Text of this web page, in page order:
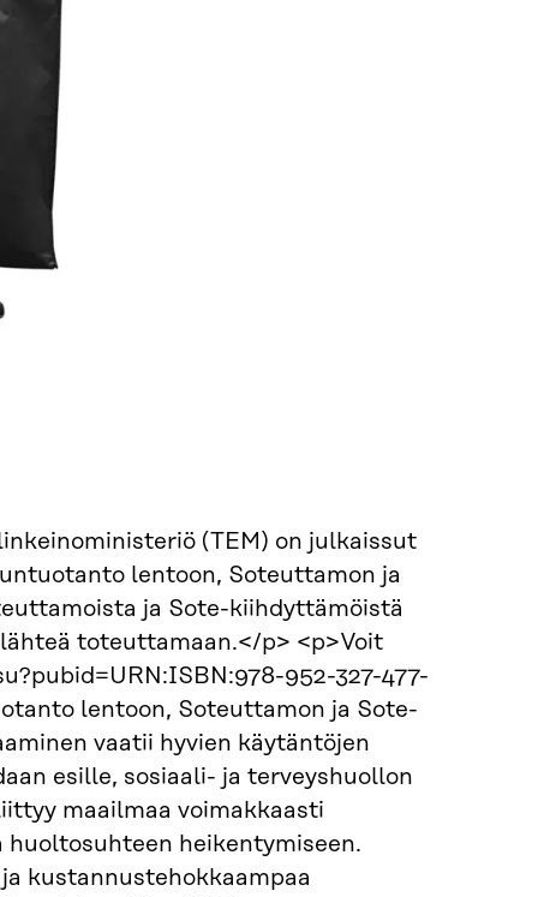
(TEM) on julkaissut
lentoon, Soteuttamon ja
ja Sote-kiihdyttämöistä
toteuttamaan.</p> <p>Voit
952-327-477-
lentoon, Soteuttamon ja Sote-
vaatii hyvien käytäntöjen
esille, sosiaali- ja terveyshuollon
maailmaa voimakkaasti
heikentymiseen.
kustannustehokkaampaa